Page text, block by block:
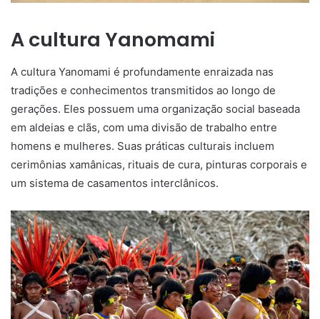
A cultura Yanomami
A cultura Yanomami é profundamente enraizada nas
tradições e conhecimentos transmitidos ao longo de
gerações. Eles possuem uma organização social baseada
em aldeias e clãs, com uma divisão de trabalho entre
homens e mulheres. Suas práticas culturais incluem
cerimônias xamânicas, rituais de cura, pinturas corporais e
um sistema de casamentos interclânicos.